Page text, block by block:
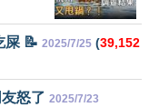
屎 📝 2025/7/25 (39,152
怒了 2025/7/23